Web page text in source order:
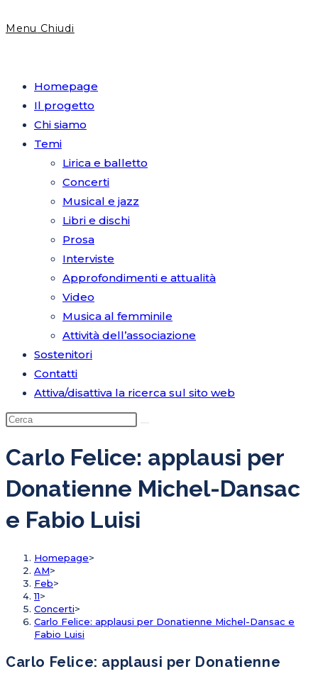
Menu Chiudi
Homepage
Il progetto
Chi siamo
Temi
Lirica e balletto
Concerti
Musical e jazz
Libri e dischi
Prosa
Interviste
Approfondimenti e attualità
Video
Musica al femminile
Attività dell’associazione
Sostenitori
Contatti
Attiva/disattiva la ricerca sul sito web
Carlo Felice: applausi per
Donatienne Michel-Dansac
e Fabio Luisi
Homepage>
AM>
Feb>
11>
Concerti>
Carlo Felice: applausi per Donatienne Michel-Dansac e
Fabio Luisi
Carlo Felice: applausi per Donatienne